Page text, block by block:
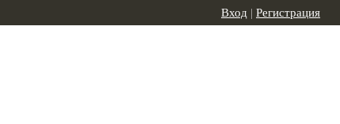
Вход | Регистрация